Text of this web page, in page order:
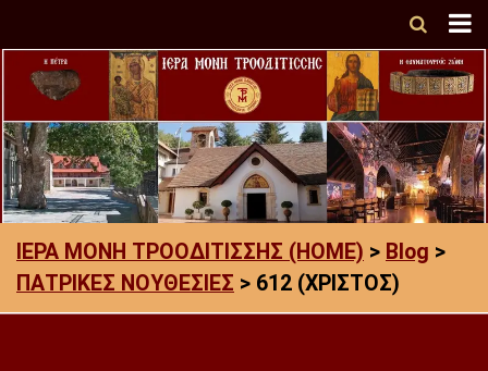
ΙΕΡΑ ΜΟΝΗ ΤΡΟΟΔΙΤΙΣΣΗΣ (HOME) > Blog >
ΠΑΤΡΙΚΕΣ ΝΟΥΘΕΣΙΕΣ > 612 (ΧΡΙΣΤΟΣ)